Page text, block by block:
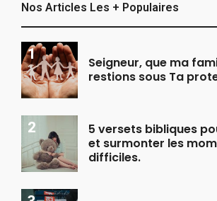
Nos Articles Les + Populaires
Seigneur, que ma
restions sous Ta
5 versets bibliques
et surmonter les
difficiles.